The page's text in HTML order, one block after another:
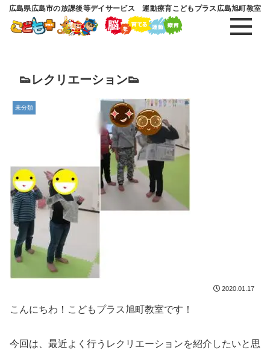
広島県広島市の放課後等デイサービス 運動療育こどもプラス広島旭町教室
👟レクリエーション👟
未分類
2020.01.17
こんにちわ！こどもプラス旭町教室です！
今回は、最近よく行うレクリエーションを紹介したいと思